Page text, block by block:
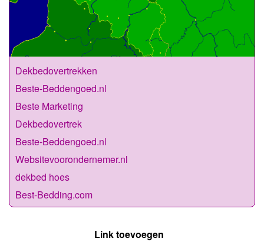
Dekbedovertrekken
Beste-Beddengoed.nl
Beste Marketing
Dekbedovertrek
Beste-Beddengoed.nl
Websitevoorondernemer.nl
dekbed hoes
Best-Bedding.com
Link toevoegen